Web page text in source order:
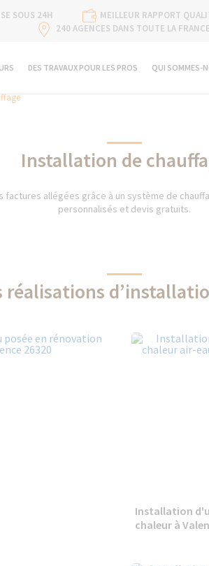
SOUS 24H MEILLEUR RAPPORT
240 AGENCES DANS TOUTE LA FRANCE
DES TRAVAUX POUR LES PROS QUI SOMMES-
Installation de
factures allégées grâce à un système de
personnalisés et devis gratuits.
réalisations
Installation
chaleur à